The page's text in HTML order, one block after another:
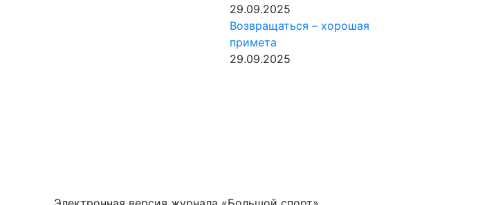
29.09.2025
Возвращаться – хорошая
примета
29.09.2025